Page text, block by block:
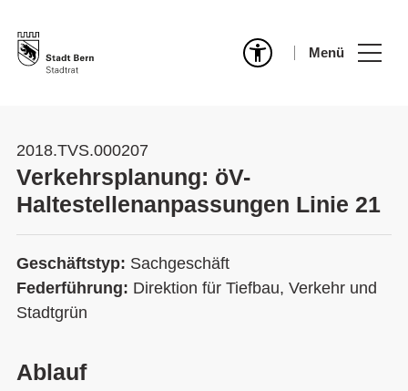
Menü
2018.TVS.000207
Verkehrsplanung: öV-
Haltestellenanpassungen Linie 21
Geschäftstyp: Sachgeschäft
Federführung: Direktion für Tiefbau, Verkehr und
Stadtgrün
Ablauf